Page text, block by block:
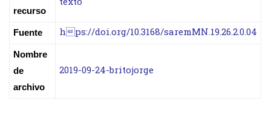
recurso
Fuente hps://doi.org/10.3168/saremMN.19.26.2.0.04
Nombre
de
archivo
2019-09-24-britojorge